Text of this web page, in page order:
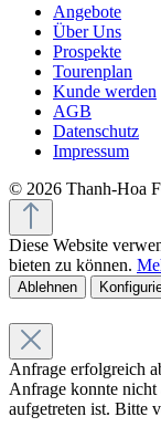
Angebote
Über Uns
Prospekte
Tourenplan
Kunde werden
AGB
Datenschutz
Impressum
© 2026 Thanh-Hoa
Diese Website
bieten zu können.
Ablehnen
Anfrage erfolgreich
Anfrage konnte nicht
aufgetreten ist. Bitte